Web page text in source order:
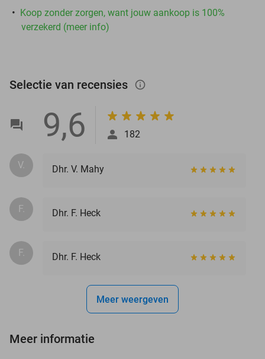
Koop zonder zorgen, want jouw aankoop is 100%
verzekerd (meer info)
Selectie van recensies info_outlined
9,6 182
V. Dhr. V. Mahy
F. Dhr. F. Heck
F. Dhr. F. Heck
Meer weergeven
Meer informatie